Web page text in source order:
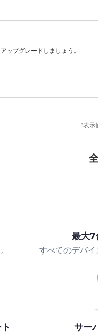
ップグレードしましょう。
*表示
最大7
すべてのデバイ
サー